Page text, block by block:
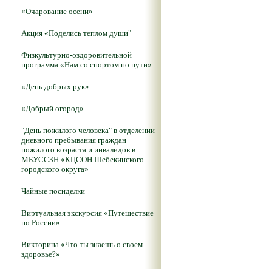
«Очарование осени»
Акция «Поделись теплом души"
Физкультурно-оздоровительной
программа «Нам со спортом по пути»
«День добрых рук»
«Добрый огород»
"День пожилого человека" в отделении
дневного пребывания граждан
пожилого возраста и инвалидов в
МБУССЗН «КЦСОН Шебекинского
городского округа»
Чайные посиделки
Виртуальная экскурсия «Путешествие
по России»
Викторина «Что ты знаешь о своем
здоровье?»